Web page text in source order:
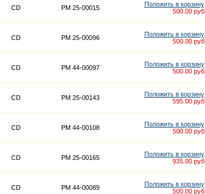
CD PM 25-00015
Положить в корзину
500.00 руб
CD PM 25-00096
Положить в корзину
500.00 руб
CD PM 44-00097
Положить в корзину
500.00 руб
CD PM 25-00143
Положить в корзину
595.00 руб
CD PM 44-00108
Положить в корзину
500.00 руб
CD PM 25-00165
Положить в корзину
935.00 руб
CD PM 44-00089
Положить в корзину
500.00 руб